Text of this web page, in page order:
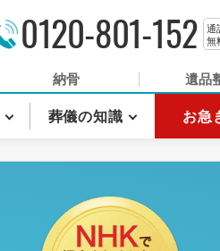
0120-801-152
通
無
納骨 遺品
葬儀の知識 お急